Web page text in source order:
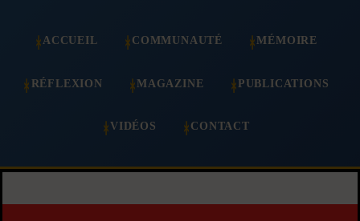
ACCUEIL COMMUNAUTÉ MÉMOIRE
RÉFLEXION MAGAZINE PUBLICATIONS
VIDÉOS CONTACT